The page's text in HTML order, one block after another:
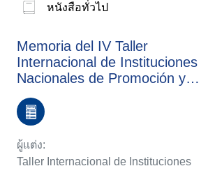
หนังสือทั่วไป
Memoria del IV Taller
Internacional de Instituciones
Nacionales de Promoción y
Protección de los Derechos
Humanos = Summary of the
Fourth International Workshop
on National Institutions for the
Promotion and Protection for
ผู้แต่ง:
Taller Internacional de Instituciones